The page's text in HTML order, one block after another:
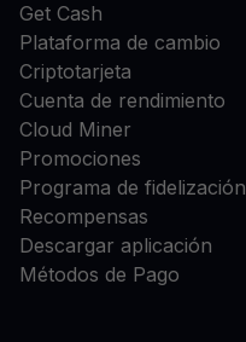
Get Cash
Plataforma de cambio
Criptotarjeta
Cuenta de rendimiento
Cloud Miner
Promociones
Programa de fidelización
Recompensas
Descargar aplicación
Métodos de Pago